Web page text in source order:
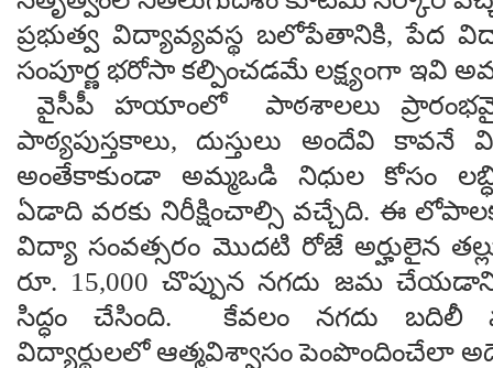
ప్రభుత్వ విద్యావ్యవస్థ బలోపేతానికి, పేద
సంపూర్ణ భరోసా కల్పించడమే లక్ష్యంగా ఇవి
వైసీపీ హయాంలో పాఠశాలలు
పాఠ్యపుస్తకాలు, దుస్తులు అందేవి
అంతేకాకుండా అమ్మఒడి నిధుల కోసం
ఏడాది వరకు నిరీక్షించాల్సి వచ్చేది. ఈ
విద్యా సంవత్సరం మొదటి రోజే అర్హులైన
రూ. 15,000 చొప్పున నగదు జమ
సిద్ధం చేసింది. కేవలం నగదు బదిలీ
విద్యార్థులలో ఆత్మవిశ్వాసం పెంపొందించేలా అదే